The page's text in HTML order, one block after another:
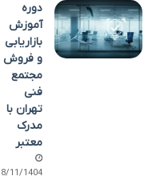
دوره
آموزش
بازاریابی
و فروش
مجتمع
فنی
تهران با
مدرک
معتبر
18/11/1404